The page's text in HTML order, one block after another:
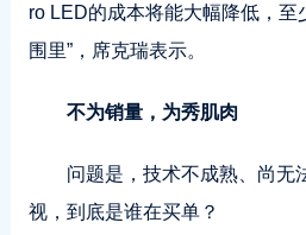
ro LED的成本将能大幅降低，至
围里”，席克瑞表示。
不为销量，为秀肌肉
问题是，技术不成熟、尚无
视，到底是谁在买单？